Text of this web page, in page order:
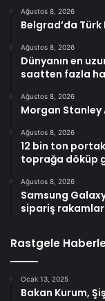
Ağustos 8, 2026
Belgrad’da Türk
Ağustos 8, 2026
Dünyanın en
saatten fazla
Ağustos 8, 2026
Morgan
Ağustos 8, 2026
12 bin ton
toprağa döküp
Ağustos 8, 2026
Samsung
sipariş
Rastgele
Ocak 13, 2025
Bakan Kurum,